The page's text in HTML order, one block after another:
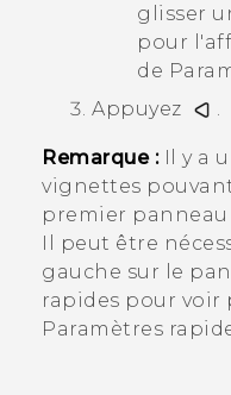
glisser
pour
de
Appuyez
Remarque :Il y a
vignettes
premier panneau
Il peut être
gauche sur le
rapides pour voir
Paramètres